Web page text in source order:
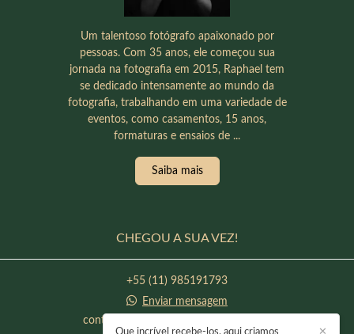
Um talentoso fotógrafo apaixonado por
pessoas. Com 35 anos, ele começou sua
jornada na fotografia em 2015, Raphael tem
se dedicado intensamente ao mundo da
fotografia, trabalhando em uma variedade de
eventos, como casamentos, 15 anos,
formaturas e ensaios de ...
Saiba mais
CHEGOU A SUA VEZ!
+55 (11) 985191793
Enviar mensagem
contato@raphaeloliveirafotografia.com